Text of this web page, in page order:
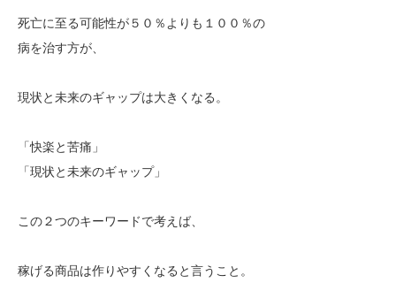
死亡に至る可能性が５０％よりも１００％の
病を治す方が、
現状と未来のギャップは大きくなる。
「快楽と苦痛」
「現状と未来のギャップ」
この２つのキーワードで考えば、
稼げる商品は作りやすくなると言うこと。